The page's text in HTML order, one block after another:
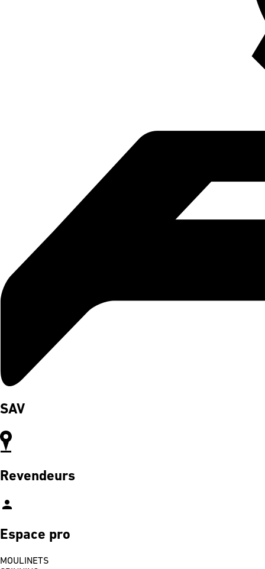
SAV
Revendeurs
person
Espace pro
MOULINETS